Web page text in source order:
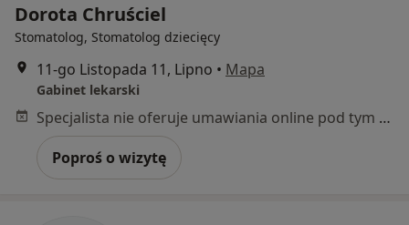
Dorota Chruściel
Stomatolog, Stomatolog dziecięcy
11-go Listopada 11, Lipno • Mapa
Gabinet lekarski
Specjalista nie oferuje umawiania online pod tym adresem.
Poproś o wizytę